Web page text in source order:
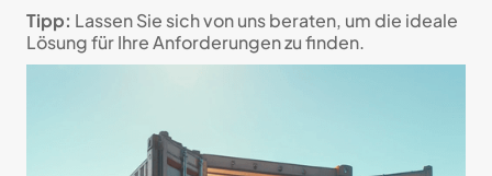
Tipp: Lassen Sie sich von uns beraten, um die ideale
Lösung für Ihre Anforderungen zu finden.